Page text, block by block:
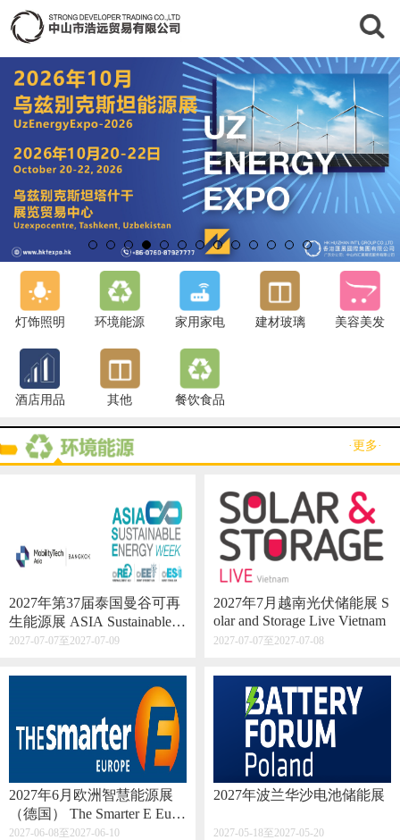
灯饰照明 环境能源 家用家电 建材玻璃 美容美发
酒店用品 其他 餐饮食品
·更多·
2027年第37届泰国曼谷可再
生能源展 ASIA Sustainable E
nergy Week
2027-07-07至2027-07-09
2027年7月越南光伏储能展 S
olar and Storage Live Vietnam
2027-07-07至2027-07-08
2027年6月欧洲智慧能源展
（德国） The Smarter E Euro
pe 2027
2027-06-08至2027-06-10
2027年波兰华沙电池储能展
2027-05-18至2027-05-20